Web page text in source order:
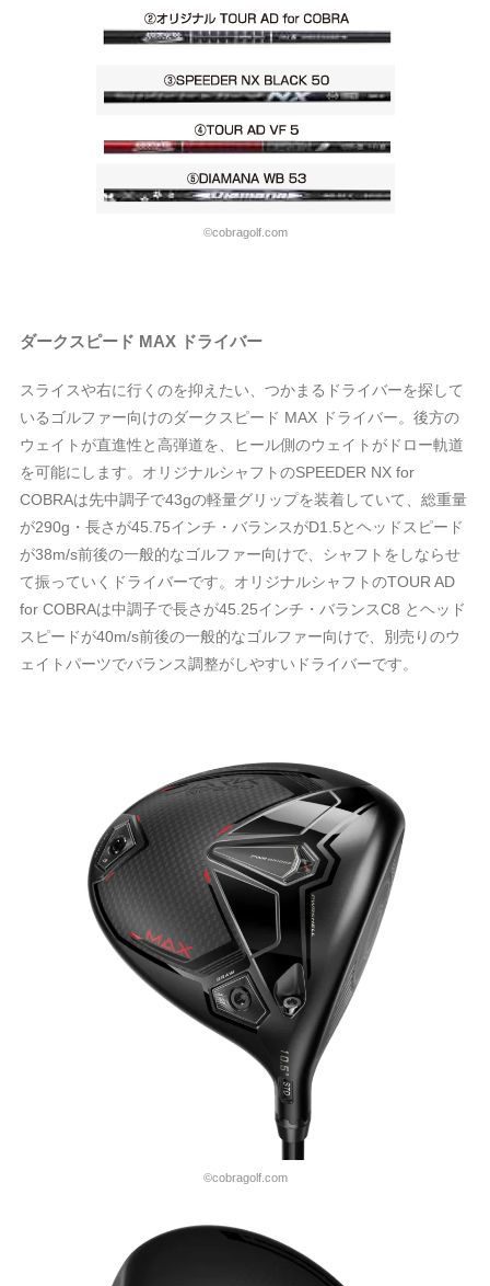
©cobragolf.com
ダークスピード MAX ドライバー
スライスや右に行くのを抑えたい、つかまるドライバーを探して
いるゴルファー向けのダークスピード MAX ドライバー。後方の
ウェイトが直進性と高弾道を、ヒール側のウェイトがドロー軌道
を可能にします。オリジナルシャフトのSPEEDER NX for
COBRAは先中調子で43gの軽量グリップを装着していて、総重量
が290g・長さが45.75インチ・バランスがD1.5とヘッドスピード
が38m/s前後の一般的なゴルファー向けで、シャフトをしならせ
て振っていくドライバーです。オリジナルシャフトのTOUR AD
for COBRAは中調子で長さが45.25インチ・バランスC8 とヘッド
スピードが40m/s前後の一般的なゴルファー向けで、別売りのウ
ェイトパーツでバランス調整がしやすいドライバーです。
©cobragolf.com